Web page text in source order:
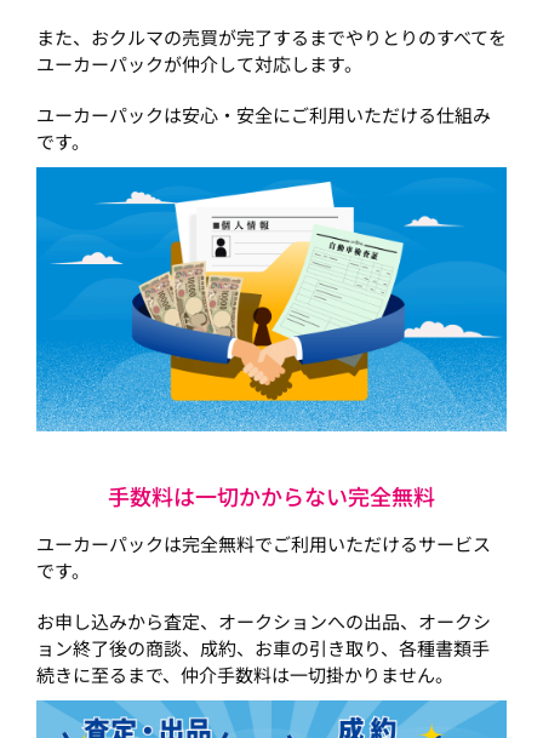
また、おクルマの売買が完了するまでやりとりのすべてを
ユーカーパックが仲介して対応します。
ユーカーパックは安心・安全にご利用いただける仕組み
です。
手数料は一切かからない完全無料
ユーカーパックは完全無料でご利用いただけるサービス
です。
お申し込みから査定、オークションへの出品、オークシ
ョン終了後の商談、成約、お車の引き取り、各種書類手
続きに至るまで、仲介手数料は一切掛かりません。